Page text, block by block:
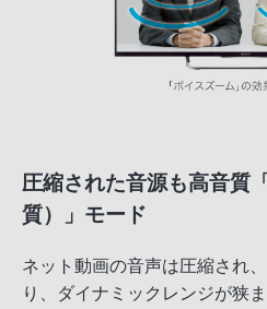
圧縮された音源も高音質
質）」モード
ネット動画の音声は圧縮され
り、ダイナミックレンジが狭